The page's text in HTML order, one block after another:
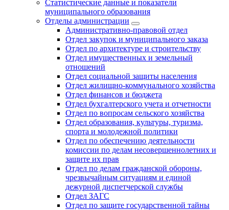
Статистические данные и показатели
муниципального образования
Отделы администрации
Административно-правовой отдел
Отдел закупок и муниципального заказа
Отдел по архитектуре и строительству
Отдел имущественных и земельный
отношений
Отдел социальной защиты населения
Отдел жилищно-коммунального хозяйства
Отдел финансов и бюджета
Отдел бухгалтерского учета и отчетности
Отдел по вопросам сельского хозяйства
Отдел образования, культуры, туризма,
спорта и молодежной политики
Отдел по обеспечению деятельности
комиссии по делам несовершеннолетних и
защите их прав
Отдел по делам гражданской обороны,
чрезвычайным ситуациям и единой
дежурной диспетчерской службы
Отдел ЗАГС
Отдел по защите государственной тайны